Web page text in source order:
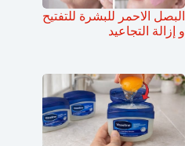
البصل الاحمر للبشرة للتفتيح
و إزالة التجاعيد